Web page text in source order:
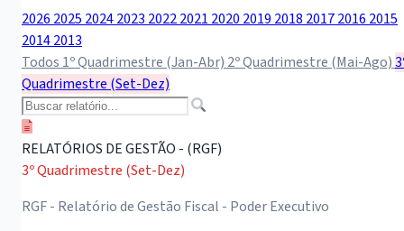
2026 2025 20242023 20222021 2020 2019 2018 20172016 2015
20142013
Todos 1º Quadrimestre (Jan-Abr) 2º Quadrimestre (Mai-Ago)
Quadrimestre (Set-Dez)
RELATÓRIOS DE GESTÃO - (RGF)
3º Quadrimestre (Set-Dez)
RGF - Relatório de Gestão Fiscal - Poder Executivo